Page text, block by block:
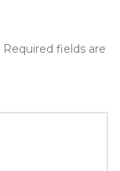
Required fields are